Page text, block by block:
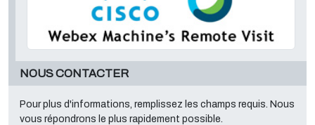
NOUS CONTACTER
Pour plus d'informations, remplissez les champs requis. Nous
vous répondrons le plus rapidement possible.